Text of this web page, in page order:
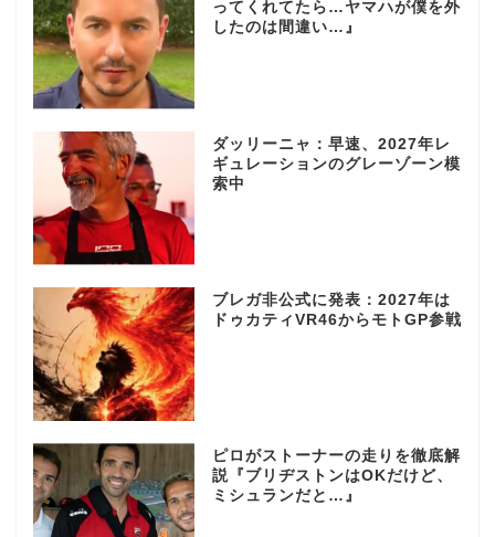
ってくれてたら…ヤマハが僕を外
したのは間違い…』
ダッリーニャ：早速、2027年レ
ギュレーションのグレーゾーン模
索中
ブレガ非公式に発表：2027年は
ドゥカティVR46からモトGP参戦
ピロがストーナーの走りを徹底解
説『ブリヂストンはOKだけど、
ミシュランだと…』